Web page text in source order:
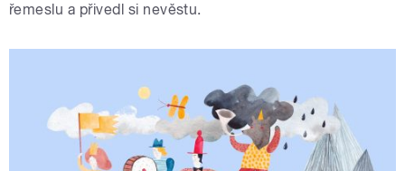
řemeslu a přivedl si nevěstu.